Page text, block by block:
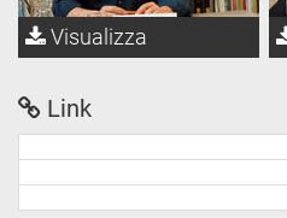
Visualizza
Link